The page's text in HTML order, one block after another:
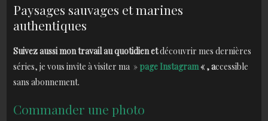
Paysages sauvages et marines
authentiques
Suivez aussi mon travail au quotidien etdécouvrir mes dernières
séries, je vous invite à visiter ma » page Instagram« , accessible
sans abonnement.
Commander une photo